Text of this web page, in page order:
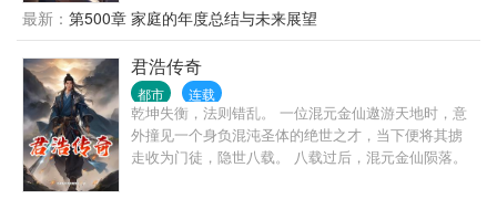
尔。 伤心欲绝的萧暮化悲愤为创作灵感，成为了一名
青春小说作者，谁料刚写完一个章节，小说就在网站
小火了一把。 进入大学后，萧暮本以为自己的心里再
也装不下别人，结果在一次校园活动中邂逅了温柔的
学姐。 萧暮暗自决定，要悄悄与学姐陷入爱河，然后
让所有人都羡慕。当他和学姐并肩漫步在校园小径的
时候……
最新： 第500章 家庭的年度总结与未来展望
君浩传奇
都市 连载
乾坤失衡，法则错乱。 一位混元金仙遨游天地时，意
外撞见一个身负混沌圣体的绝世之才，当下便将其掳
走收为门徒，隐世八载。 八载过后，混元金仙陨落。